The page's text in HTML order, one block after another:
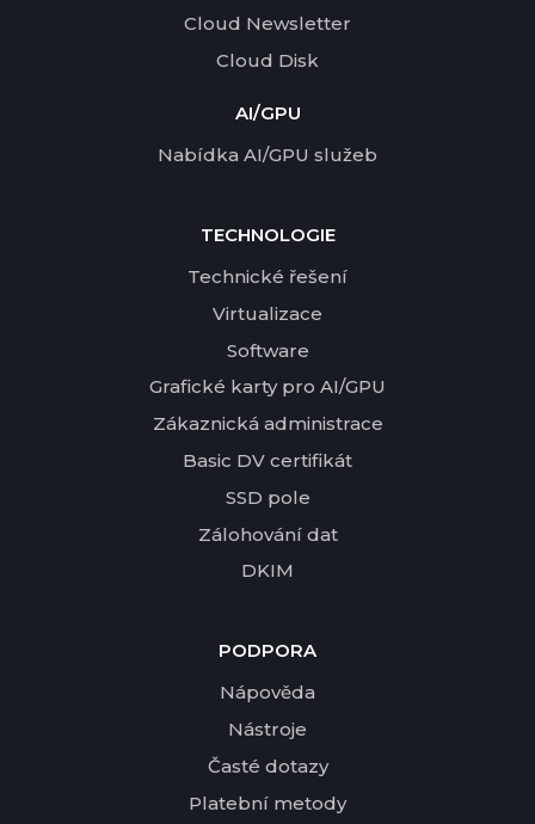
Cloud Newsletter
Cloud Disk
AI/GPU
Nabídka AI/GPU služeb
TECHNOLOGIE
Technické řešení
Virtualizace
Software
Grafické karty pro AI/GPU
Zákaznická administrace
Basic DV certifikát
SSD pole
Zálohování dat
DKIM
PODPORA
Nápověda
Nástroje
Časté dotazy
Platební metody